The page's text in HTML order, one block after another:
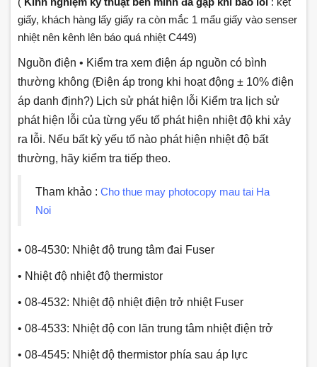
giấy, khách hàng lấy giấy ra còn mắc 1 mẩu giấy vào senser
nhiệt nên kênh lên báo quá nhiệt C449)
Nguồn điện • Kiểm tra xem điện áp nguồn có bình
thường không (Điện áp trong khi hoạt động ± 10% điện
áp danh định?) Lịch sử phát hiện lỗi Kiểm tra lịch sử
phát hiện lỗi của từng yếu tố phát hiện nhiệt độ khi xảy
ra lỗi. Nếu bất kỳ yếu tố nào phát hiện nhiệt độ bất
thường, hãy kiểm tra tiếp theo.
Tham khảo : Cho thue may photocopy mau tai Ha
Noi
• 08-4530: Nhiệt độ trung tâm đai Fuser
• Nhiệt độ nhiệt độ thermistor
• 08-4532: Nhiệt độ nhiệt điện trở nhiệt Fuser
• 08-4533: Nhiệt độ con lăn trung tâm nhiệt điện trở
• 08-4545: Nhiệt độ thermistor phía sau áp lực